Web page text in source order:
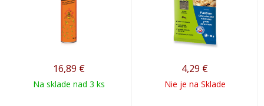
16,89 €
Na sklade nad 3 ks
4,29 €
Nie je na Sklade